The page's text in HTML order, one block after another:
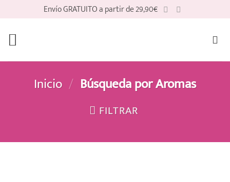
contenido
Envío GRATUITO a partir de 29,90€
Inicio / Búsqueda por Aromas
FILTRAR